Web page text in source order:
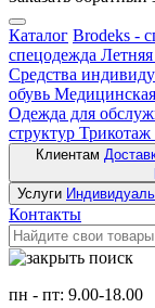
Каталог Brodeks -
спецодежда
Средства
обувь
Одежда для
структур Трикотаж
Клиентам
Услуги
Контакты
пн - пт: 9.00-18.00